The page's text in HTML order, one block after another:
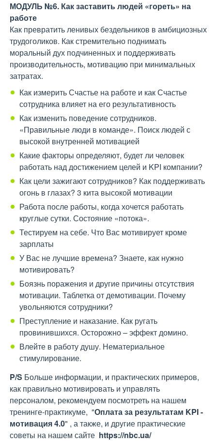
МОДУЛЬ №6. Как заставить людей «гореть» на
работе
Как превратить ленивых бездельников в амбициозных
трудоголиков. Как стремительно поднимать
моральный дух подчиненных и поддерживать
производительность, мотивацию при минимальных
затратах.
Как измерить Счастье на работе и как Счастье
сотрудника влияет на его результативность
Как изменить поведение сотрудников.
«Правильные люди в команде». Поиск людей с
высокой внутренней мотивацией
Какие факторы определяют, будет ли человек
работать над достижением целей и KPI компании?
Как цели зажигают сотрудников? Как поддерживать
огонь в глазах? 3 кита высокой мотивации
Работа после работы, когда хочется работать
круглые сутки. Состояние «потока».
Тестируем на себе. Что Вас мотивирует кроме
зарплаты
У Вас не лучшие времена? Знаете, как нужно
мотивировать?
Боязнь поражения и другие причины отсутствия
мотивации. Таблетка от демотивации. Почему
увольняются сотрудники?
Преступление и наказание. Как ругать
провинившихся. Осторожно – эффект домино.
Влейте в работу душу. Нематериальное
стимулирование.
P/S Больше информации, и практических примеров,
как правильно мотивировать и управлять
персоналом, рекомендуем посмотреть на нашем
тренинге-практикуме, "Оплата за результатам KPI -
мотивация 4.0" , а также, и другие практические
советы на нашем сайте https://nbc.ua/